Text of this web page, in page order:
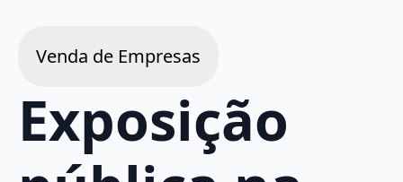
Venda de Empresas
Exposição